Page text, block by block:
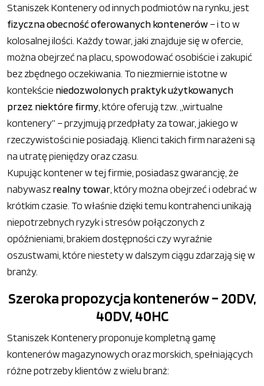
Staniszek Kontenery od innych podmiotów na rynku, jest
fizyczna obecność oferowanych kontenerów– i to w
kolosalnej ilości. Każdy towar, jaki znajduje się w ofercie,
można obejrzeć na placu, spowodować osobiście i zakupić
bez zbędnego oczekiwania. To niezmiernie istotne w
kontekście niedozwolonych praktyk użytkowanych
przez niektóre firmy , które oferują tzw. „wirtualne
kontenery” – przyjmują przedpłaty za towar, jakiego w
rzeczywistości nie posiadają. Klienci takich firm narażeni są
na utratę pieniędzy oraz czasu.
Kupując kontener w tej firmie, posiadasz gwarancję, że
nabywaszrealny towar , który można obejrzeć i odebrać w
krótkim czasie. To właśnie dzięki temu kontrahenci unikają
niepotrzebnych ryzyk i stresów połączonych z
opóźnieniami, brakiem dostępności czy wyraźnie
oszustwami, które niestety w dalszym ciągu zdarzają się w
branży.
Szeroka propozycja kontenerów – 20DV,
40DV, 40HC
Staniszek Kontenery proponuje kompletną gamę
kontenerów magazynowych oraz morskich, spełniających
różne potrzeby klientów z wielu branż: